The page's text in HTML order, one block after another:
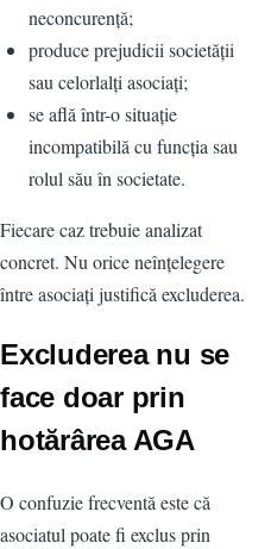
neconcurență;
produce prejudicii societății
sau celorlalți asociați;
se află într-o situație
incompatibilă cu funcția sau
rolul său în societate.
Fiecare caz trebuie analizat
concret. Nu orice neînțelegere
între asociați justifică excluderea.
Excluderea nu se
face doar prin
hotărârea AGA
O confuzie frecventă este că
asociatul poate fi exclus prin